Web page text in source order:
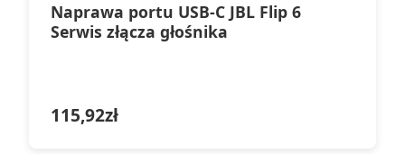
Naprawa portu USB-C JBL Flip 6
Serwis złącza głośnika
115,92zł